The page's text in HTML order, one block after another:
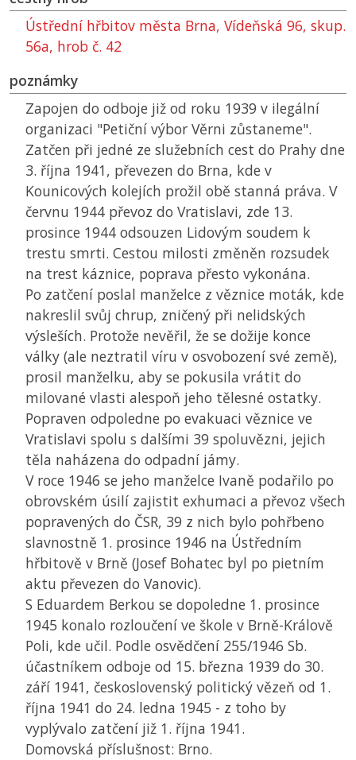
Ústřední hřbitov města Brna, Vídeňská 96, skup.
56a, hrob č. 42
poznámky
Zapojen do odboje již od roku 1939 v ilegální
organizaci "Petiční výbor Věrni zůstaneme".
Zatčen při jedné ze služebních cest do Prahy dne
3. října 1941, převezen do Brna, kde v
Kounicových kolejích prožil obě stanná práva. V
červnu 1944 převoz do Vratislavi, zde 13.
prosince 1944 odsouzen Lidovým soudem k
trestu smrti. Cestou milosti změněn rozsudek
na trest káznice, poprava přesto vykonána.
Po zatčení poslal manželce z věznice moták, kde
nakreslil svůj chrup, zničený při nelidských
výsleších. Protože nevěřil, že se dožije konce
války (ale neztratil víru v osvobození své země),
prosil manželku, aby se pokusila vrátit do
milované vlasti alespoň jeho tělesné ostatky.
Popraven odpoledne po evakuaci věznice ve
Vratislavi spolu s dalšími 39 spoluvězni, jejich
těla naházena do odpadní jámy.
V roce 1946 se jeho manželce Ivaně podařilo po
obrovském úsilí zajistit exhumaci a převoz všech
popravených do ČSR, 39 z nich bylo pohřbeno
slavnostně 1. prosince 1946 na Ústředním
hřbitově v Brně (Josef Bohatec byl po pietním
aktu převezen do Vanovic).
S Eduardem Berkou se dopoledne 1. prosince
1945 konalo rozloučení ve škole v Brně-Králově
Poli, kde učil. Podle osvědčení 255/1946 Sb.
účastníkem odboje od 15. března 1939 do 30.
září 1941, československý politický vězeň od 1.
října 1941 do 24. ledna 1945 - z toho by
vyplývalo zatčení již 1. října 1941.
Domovská příslušnost: Brno.